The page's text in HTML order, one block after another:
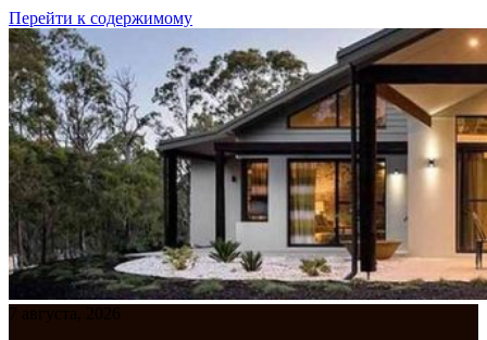
Перейти к содержимому
7 августа, 2026